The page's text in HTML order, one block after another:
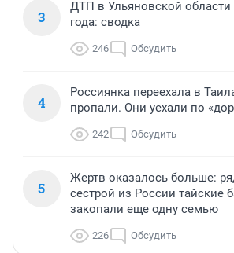
3
ДТП в Ульяновской области
года: сводка
246 Обсудить
4
Россиянка переехала в
пропали. Они уехали по
242 Обсудить
5
Жертв оказалось больше:
сестрой из России тайские
закопали еще одну семью
226 Обсудить